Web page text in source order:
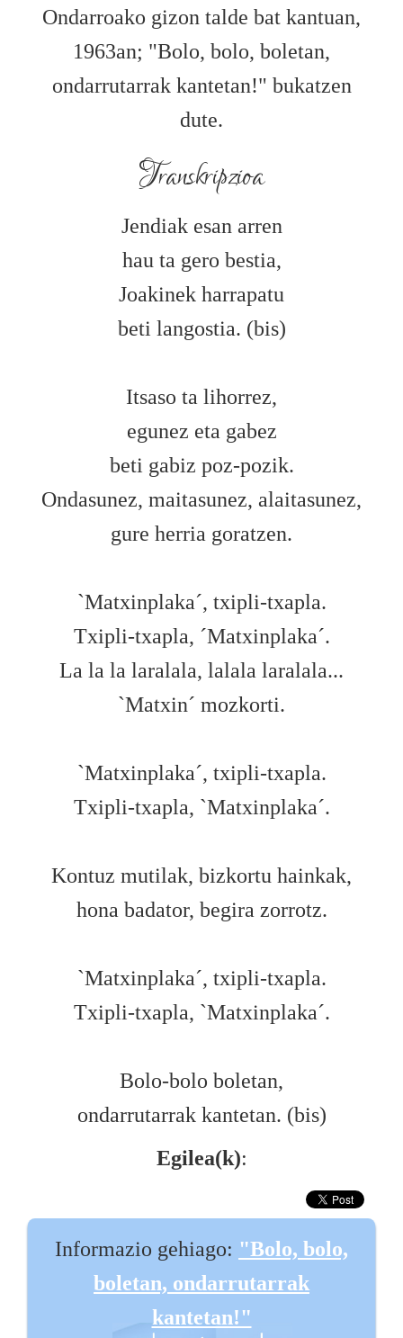
Ondarroako gizon talde bat kantuan,
1963an; "Bolo, bolo, boletan,
ondarrutarrak kantetan!" bukatzen
dute.
Transkripzioa
Jendiak esan arren
hau ta gero bestia,
Joakinek harrapatu
beti langostia. (bis)
Itsaso ta lihorrez,
egunez eta gabez
beti gabiz poz-pozik.
Ondasunez, maitasunez, alaitasunez,
gure herria goratzen.
`Matxinplaka´, txipli-txapla.
Txipli-txapla, ´Matxinplaka´.
La la la laralala, lalala laralala...
`Matxin´ mozkorti.
`Matxinplaka´, txipli-txapla.
Txipli-txapla, `Matxinplaka´.
Kontuz mutilak, bizkortu hainkak,
hona badator, begira zorrotz.
`Matxinplaka´, txipli-txapla.
Txipli-txapla, `Matxinplaka´.
Bolo-bolo boletan,
ondarrutarrak kantetan. (bis)
Egilea(k):
Informazio gehiago: "Bolo, bolo,
boletan, ondarrutarrak
kantetan!"